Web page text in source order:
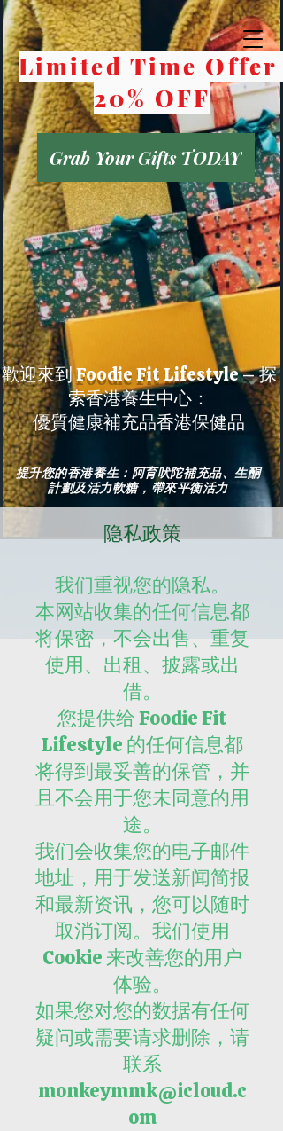
Limited Time Offer
20% OFF
Grab Your Gifts TODAY
歡迎來到 Foodie Fit Lifestyle – 探
索香港養生中心：
優質健康補充品香港保健品
提升您的香港養生：阿育吠陀補充品、生酮
計劃及活力軟糖，帶來平衡活力
隐私政策
我们重视您的隐私。
本网站收集的任何信息都
将保密，不会出售、重复
使用、出租、披露或出
借。
您提供给 Foodie Fit
Lifestyle 的任何信息都
将得到最妥善的保管，并
且不会用于您未同意的用
途。
我们会收集您的电子邮件
地址，用于发送新闻简报
和最新资讯，您可以随时
取消订阅。我们使用
Cookie 来改善您的用户
体验。
如果您对您的数据有任何
疑问或需要请求删除，请
联系
monkeymmk@icloud.c
om